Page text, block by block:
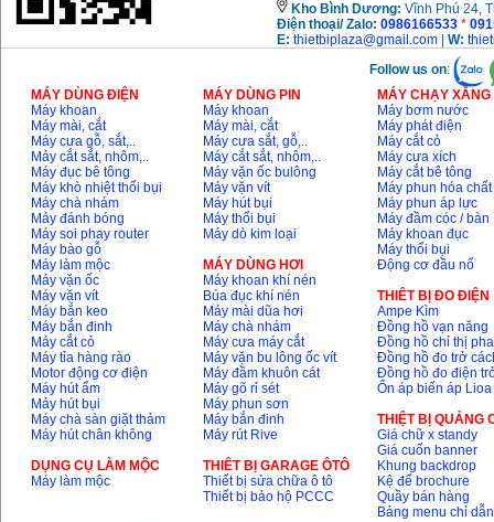
Kho Bình Dương: Vĩnh Phú 24,
Điện thoại/ Zalo: 0986166533 *
E: thietbiplaza@gmail.com W:
Follow us on:
MÁY DÙNG ĐIỆN
Máy khoan
Máy mài, cắt
Máy cưa gỗ, sắt,..
Máy cắt sắt, nhôm,..
Máy đục bê tông
Máy khò nhiệt thổi bụi
Máy chà nhám
Máy đánh bóng
Máy soi phay router
Máy bào gỗ
Máy làm mộc
Máy vặn ốc
Máy vặn vít
Máy bắn keo
Máy bắn đinh
Máy cắt cỏ
Máy tỉa hàng rào
Motor động cơ điện
Máy hút ẩm
Máy hút bụi
Máy chà sàn giặt thảm
Máy hút chân không
DỤNG CỤ LÀM MỘC
Máy làm mộc
MÁY DÙNG PIN
Máy khoan
Máy mài, cắt
Máy cưa sắt, gỗ,..
Máy cắt sắt, nhôm,..
Máy vặn ốc bulông
Máy vặn vít
Máy hút bụi
Máy thổi bụi
Máy dò kim loại
MÁY DÙNG HƠI
Máy khoan khí nén
Búa đục khí nén
Máy mài dũa hơi
Máy chà nhám
Máy cưa máy cắt
Máy vặn bu lông ốc vít
Máy đầm khuôn cát
Máy gõ rỉ sét
Máy phun sơn
Máy bắn đinh
Máy rút Rive
THIÊT BỊ GARAGE ÔTÔ
Thiết bị sửa chữa ô tô
Thiết bị bảo hộ PCCC
MÁY CHẠY
Máy bơm nước
Máy phát điện
Máy cắt cỏ
Máy cưa xích
Máy cắt bê tông
Máy phun hóa chất
Máy phun áp lực
Máy đầm cóc / bàn
Máy khoan đục
Máy thổi bụi
Động cơ đầu nổ
THIÊT BỊ ĐO ĐIỆN
Ampe Kìm
Đồng hồ vạn năng
Đồng hồ chỉ thị pha
Đồng hồ đo trở
Đồng hồ đo điện
Ổn áp biến áp Lioa
THIỆT BỊ QUẢNG
Giá chữ x standy
Giá cuốn banner
Khung backdrop
Kệ để brochure
Quầy bán hàng
Bảng menu chỉ dẫn